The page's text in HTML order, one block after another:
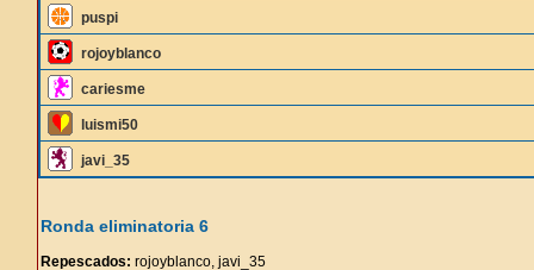
puspi
rojoyblanco
cariesme
luismi50
javi_35
Ronda eliminatoria 6
Repescados: rojoyblanco, javi_35